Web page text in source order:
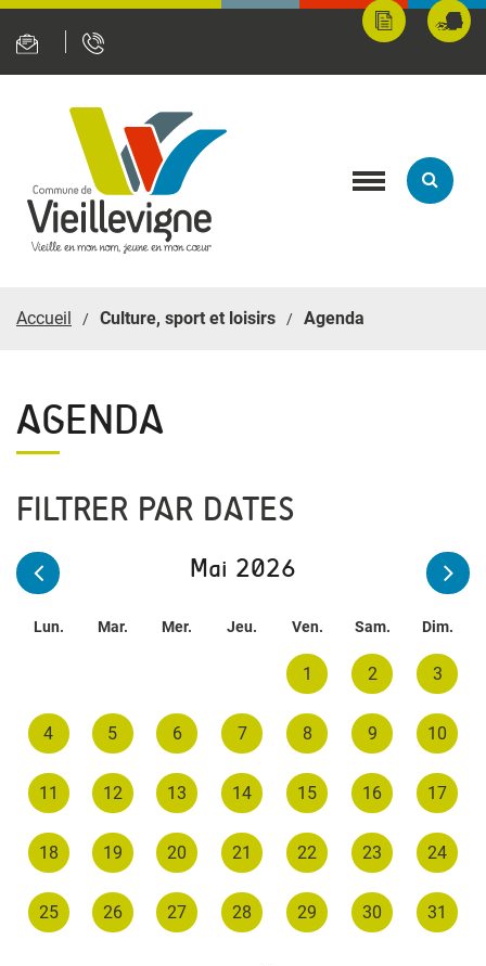
Mes
démarches
Toggle
Accueil Culture, sport et loisirs Agenda
AGENDA
FILTRER PAR DATES
Mai 2026
Lun. Mar. Mer. Jeu. Ven. Sam. Dim.
1 2 3
4 5 6 7 8 9 10
11 12 13 14 15 16 17
18 19 20 21 22 23 24
25 26 27 28 29 30 31
Panneau de gestion des cookies